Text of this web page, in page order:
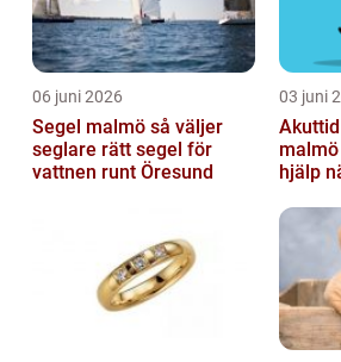
06 juni 2026
Segel malmö så väljer
seglare rätt segel för
vattnen runt Öresund
03 juni
malmö så får du snabb
hjälp